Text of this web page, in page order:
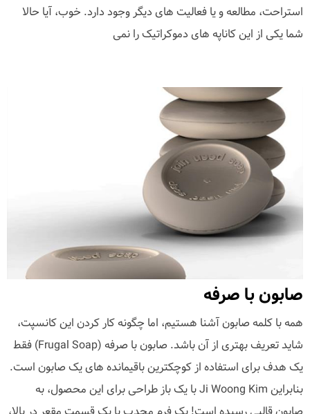
استراحت، مطالعه و یا فعالیت های دیگر وجود دارد. خوب، آیا حالا
شما یکی از این کاناپه های دموکراتیک را نمی
صابون با صرفه
همه با کلمه صابون آشنا هستیم، اما چگونه کار کردن این کانسپت،
شاید تعریف بهتری از آن باشد. صابون با صرفه (Frugal Soap) فقط
یک هدف برای استفاده از کوچکترین باقیمانده های یک صابون است.
بنابراین Ji Woong Kim با یک باز طراحی برای این محصول، به